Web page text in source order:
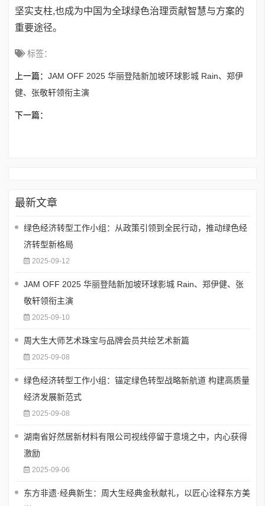
坚实支柱,也成为中国为全球绿色治理贡献智慧与方案的
重要途径。
标签：
上一篇： JAM OFF 2025 华丽登陆新加坡环球影城 Rain、郑伊
健、张敬轩领衔主演
下一篇：
最新文章
绿色经济转型工作小组：从政策引领到全民行动，推动绿色经
济转型新格局
2025-09-12
JAM OFF 2025 华丽登陆新加坡环球影城 Rain、郑伊健、张
敬轩领衔主演
2025-09-10
周大生大师艺术珠宝与品牌会员共绘艺术新篇
2025-09-08
绿色经济转型工作小组：锚定绿色转型战略新航道 构建高质量
经济发展新范式
2025-09-08
湖南省好然居新材料有限公司视线停留于意境之中，内心获得
激励
2025-09-06
东方非遗·经典新生：周大生经典金秋献礼，以匠心诠释东方美